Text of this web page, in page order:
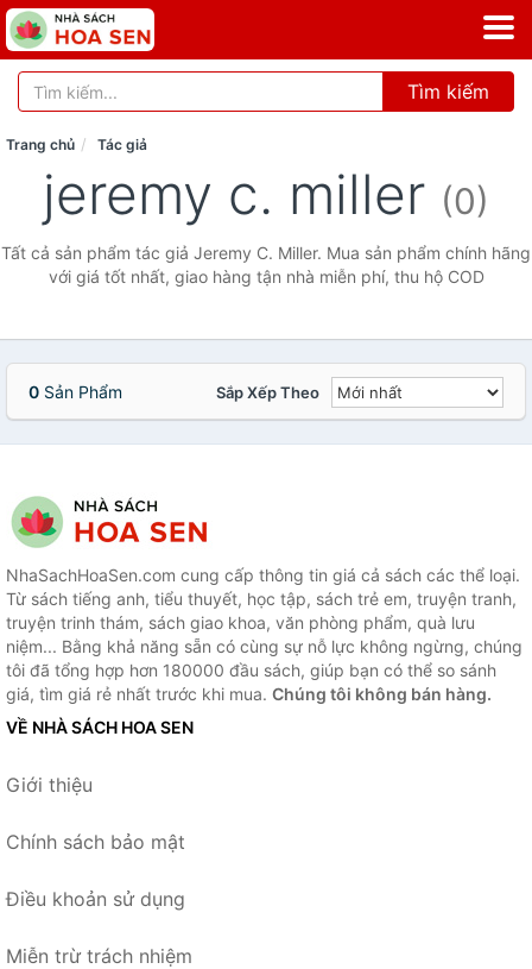
Tìm kiếm
Trang chủ Tác giả
jeremy c. miller (0)
Tất cả sản phẩm tác giả Jeremy C. Miller. Mua sản phẩm chính hãng
với giá tốt nhất, giao hàng tận nhà miễn phí, thu hộ COD
0 Sản Phẩm Sắp Xếp Theo
NhaSachHoaSen.com cung cấp thông tin giá cả sách các thể loại.
Từ sách tiếng anh, tiểu thuyết, học tập, sách trẻ em, truyện tranh,
truyện trinh thám, sách giao khoa, văn phòng phẩm, quà lưu
niệm... Bằng khả năng sẵn có cùng sự nỗ lực không ngừng, chúng
tôi đã tổng hợp hơn 180000 đầu sách, giúp bạn có thể so sánh
giá, tìm giá rẻ nhất trước khi mua. Chúng tôi không bán hàng.
VỀ NHÀ SÁCH HOA SEN
Giới thiệu
Chính sách bảo mật
Điều khoản sử dụng
Miễn trừ trách nhiệm